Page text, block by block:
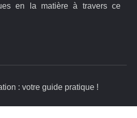
en la matière à travers ce
: votre guide pratique !